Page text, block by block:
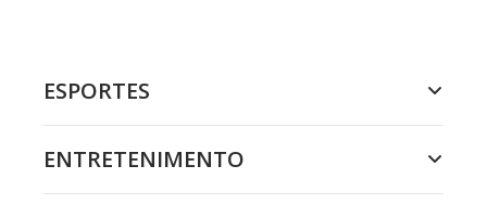
ESPORTES
ENTRETENIMENTO